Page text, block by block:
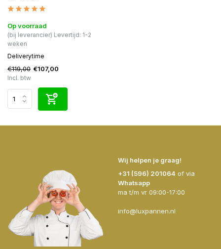
Op voorraad
(bij leverancier) Levertijd: 1-2
weken
Deliverytime
€119,00 €107,00
Incl. btw
Wij helpen je graag!
+31 (596) 201064 of via
Whatsapp
ma t/m vr 09:00-17:00
info@luxpannen.nl